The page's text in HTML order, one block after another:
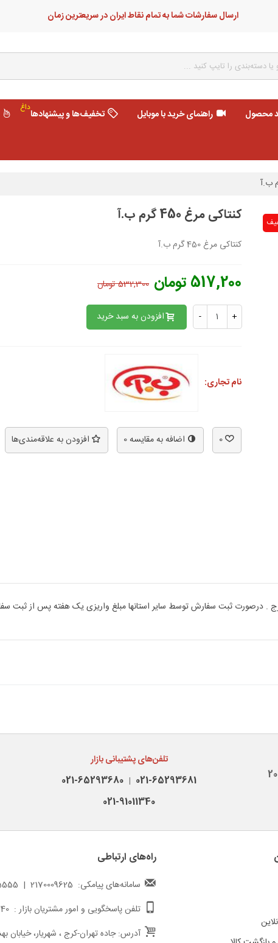
ارسال سفارشات شما به تمام نقاط ایران در سریعترین زمان
محصول راهنمای خرید با موبایل تخفیف‌ها و پیشنهادهاداغ
کنتاکی مرغ 450 گرم ب.آ
کنتاکی مرغ 450 گرم ب.آ
517,200 تومان 532,300 تومان
- + افزودن به سبد خرید
نام تجاری:
0 اضافه به مقایسه0 افزودن به علاقه‌مندی‌ها
کرج . درصورت ثبت سفارش توسط سایر استانها مبلغ واریزی یک هفته پس از
تلفن‌های پشتیبانی بازار
021-65293681
|
021-65293680
021-91011340
راه‌های ارتباطی
سامانه‌های پیامکی: 2170009625 | 217000005555
تلفن پاسخگویی و امور مشتریان بازار : 02191011340
آدرس: جاده تهران-کرج ، شهریار، خیابان